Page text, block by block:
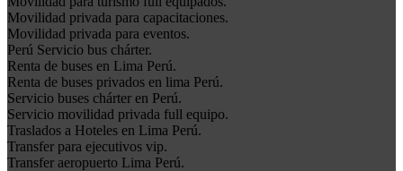
Movilidad privada para capacitaciones.
Movilidad privada para eventos.
Perú Servicio bus chárter.
Renta de buses en Lima Perú.
Renta de buses privados en lima Perú.
Servicio buses chárter en Perú.
Servicio movilidad privada full equipo.
Traslados a Hoteles en Lima Perú.
Transfer para ejecutivos vip.
Transfer aeropuerto Lima Perú.